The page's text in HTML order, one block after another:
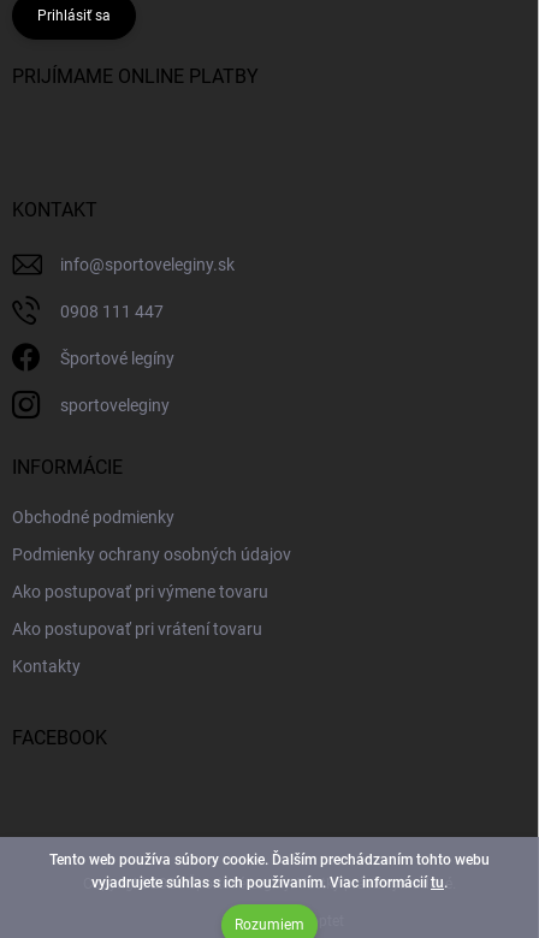
Tento web používa súbory cookie. Ďalším prechádzaním tohto webu
vyjadrujete súhlas s ich používaním. Viac informáciítu.
Rozumiem
Prihlásiť sa
PRIJÍMAME ONLINE PLATBY
KONTAKT
info@sportoveleginy.sk
0908 111 447
Športové legíny
sportoveleginy
INFORMÁCIE
Obchodné podmienky
Podmienky ochrany osobných údajov
Ako postupovať pri výmene tovaru
Ako postupovať pri vrátení tovaru
Kontakty
FACEBOOK
Vytvoril Shoptet
Copyright 2026Športové Legíny. Všetky práva vyhradené.